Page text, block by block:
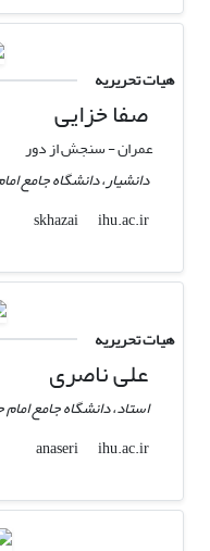
هیات تحریریه
صفا خزایی
عمران - سنجش از دور
دانشیار، دانشگاه جامع
skhazai
ihu.ac.ir
هیات تحریریه
علی ناصری
استاد، دانشگاه جامع
anaseri
ihu.ac.ir